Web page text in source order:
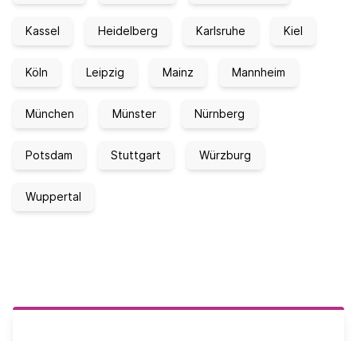
Kassel Heidelberg Karlsruhe Kiel
Köln Leipzig Mainz Mannheim
München Münster Nürnberg
Potsdam Stuttgart Würzburg
Wuppertal